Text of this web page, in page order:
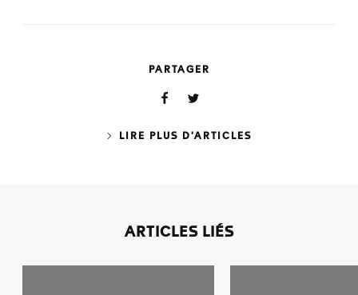
PARTAGER
LIRE PLUS D'ARTICLES
ARTICLES LIÉS